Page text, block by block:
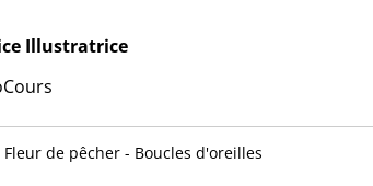
Illustratrice
Cours
Fleur de pêcher - Boucles d'oreilles